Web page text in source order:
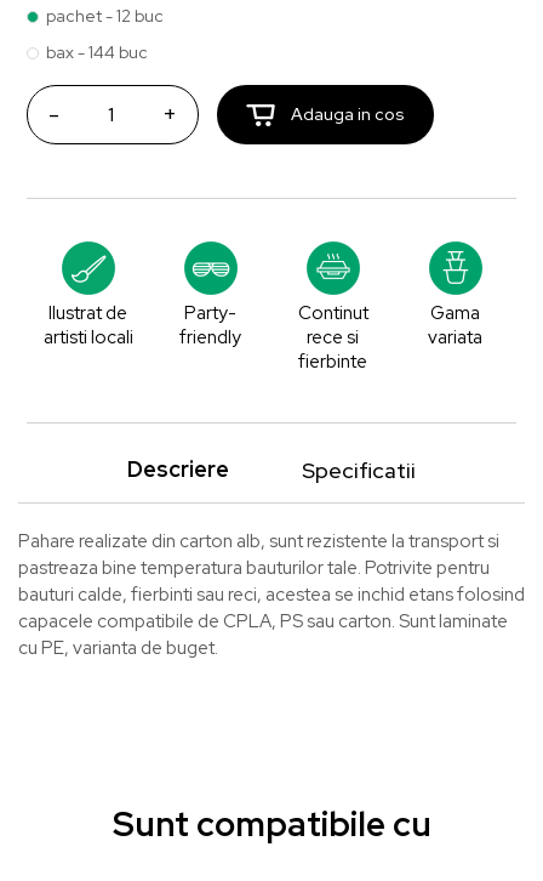
pachet - 12 buc
bax - 144 buc
- + Adauga in cos
Ilustrat de
artisti locali
Party-
friendly
Continut
rece si
fierbinte
Gama
variata
Descriere Specificatii
Pahare realizate din carton alb, sunt rezistente la transport si
pastreaza bine temperatura bauturilor tale. Potrivite pentru
bauturi calde, fierbinti sau reci, acestea se inchid etans folosind
capacele compatibile de CPLA, PS sau carton. Sunt laminate
cu PE, varianta de buget.
Sunt compatibile cu